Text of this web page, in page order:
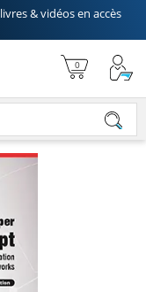
& vidéos en accès